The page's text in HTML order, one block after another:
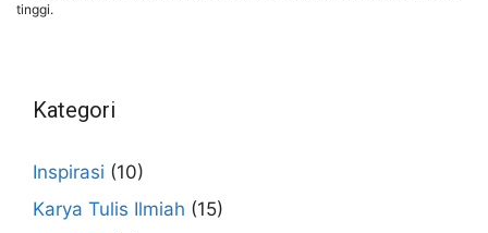
tinggi.
Kategori
Inspirasi (10)
Karya Tulis Ilmiah (15)